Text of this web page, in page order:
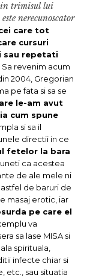
trimisul lui
nerecunoscator
care tot
cursuri
sau repetati
Sa revenim acum
2004, Gregorian
pe fata si sa se
le-am avut
cum spune
si sa il
directii in ce
fetelor la bara
ca acestea
de ale mele ni
de baruri de
masaj erotic, iar
pe care el
va
sa lase MISA si
spirituala,
infecte chiar si
etc., sau situatia